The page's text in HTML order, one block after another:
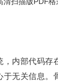
，内部代码存
无关信息。